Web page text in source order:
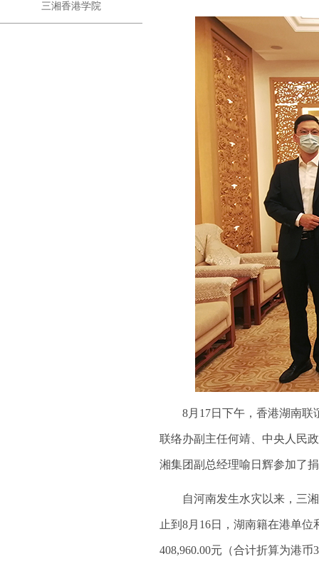
三湘香港学院
8月17日下午，香港湖南联
联络办副主任何靖、中央人民
湘集团副总经理喻日辉参加了
自河南发生水灾以来，三湘
止到8月16日，湖南籍在港单
408,960.00元（合计折算为港